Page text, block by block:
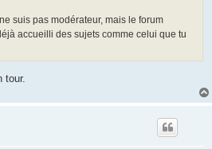
suis pas modérateur, mais le forum
accueilli des sujets comme celui que tu
tour.